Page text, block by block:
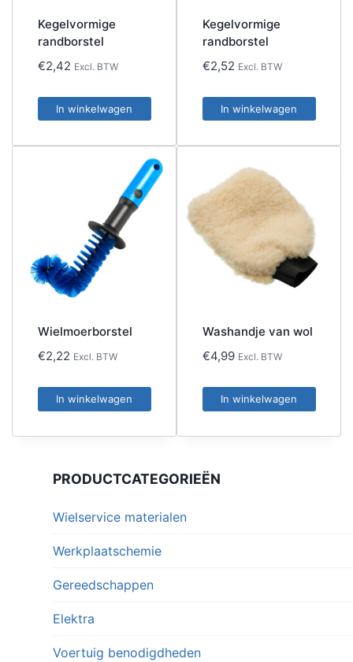
Kegelvormige
randborstel
€2,42 Excl. BTW
In winkelwagen
Kegelvormige
randborstel
€2,52 Excl. BTW
In winkelwagen
Wielmoerborstel
€2,22 Excl. BTW
In winkelwagen
Washandje van wol
€4,99 Excl. BTW
In winkelwagen
PRODUCTCATEGORIEËN
Wielservice materialen
Werkplaatschemie
Gereedschappen
Elektra
Voertuig benodigdheden